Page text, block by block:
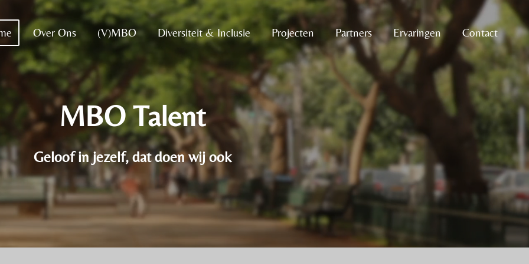
Over Ons (V)MBO Diversiteit & Inclusie Projecten Partners Ervaringen Contact
MBO Talent
Geloof in jezelf, dat doen wij ook